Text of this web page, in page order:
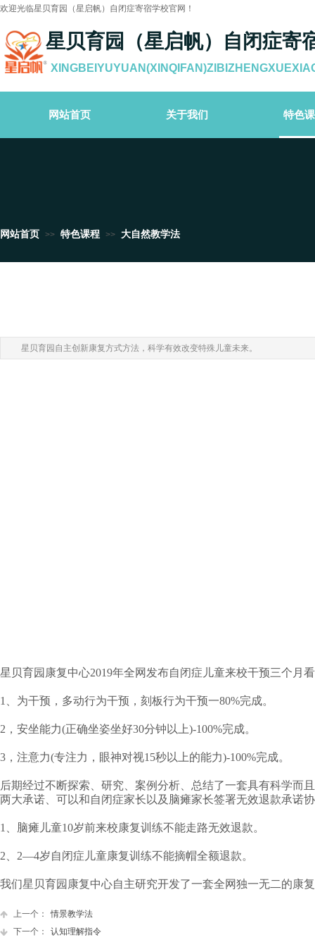
星贝育园（星启帆）自闭症寄
欢迎光临星贝育园（星启帆）自闭症寄宿学校官网！
网站首页 关于我们 特色
网站首页 >> 特色课程 >> 大自然教学法
星贝育园自主创新康复方式方法，科学有效改变特殊儿童未来。
星贝育园康复中心2019年全网发布自闭症儿童来校干预三个月
1、为干预，多动行为干预，刻板行为干预一80%完成。
2，安坐能力(正确坐姿坐好30分钟以上)-100%完成。
3，注意力(专注力，眼神对视15秒以上的能力)-100%完成。
后期经过不断探索、研究、案例分析、总结了一套具有科学而
两大承诺、可以和自闭症家长以及脑瘫家长签署无效退款承诺
1、脑瘫儿童10岁前来校康复训练不能走路无效退款。
2、2—4岁自闭症儿童康复训练不能摘帽全额退款。
我们星贝育园康复中心自主研究开发了一套全网独一无二的康
上一个：
情景教学法
下一个：
认知理解指令